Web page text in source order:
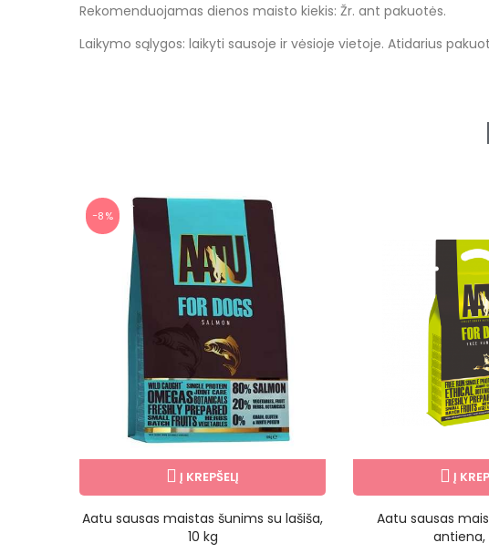
Rekomenduojamas dienos maisto kiekis: Žr. ant pakuotės.
Laikymo sąlygos: laikyti sausoje ir vėsioje vietoje. Atidarius
−8%
Į KREPŠELĮ
Aatu sausas maistas šunims su lašiša,
10 kg
Į
Aatu sausas
antiena,